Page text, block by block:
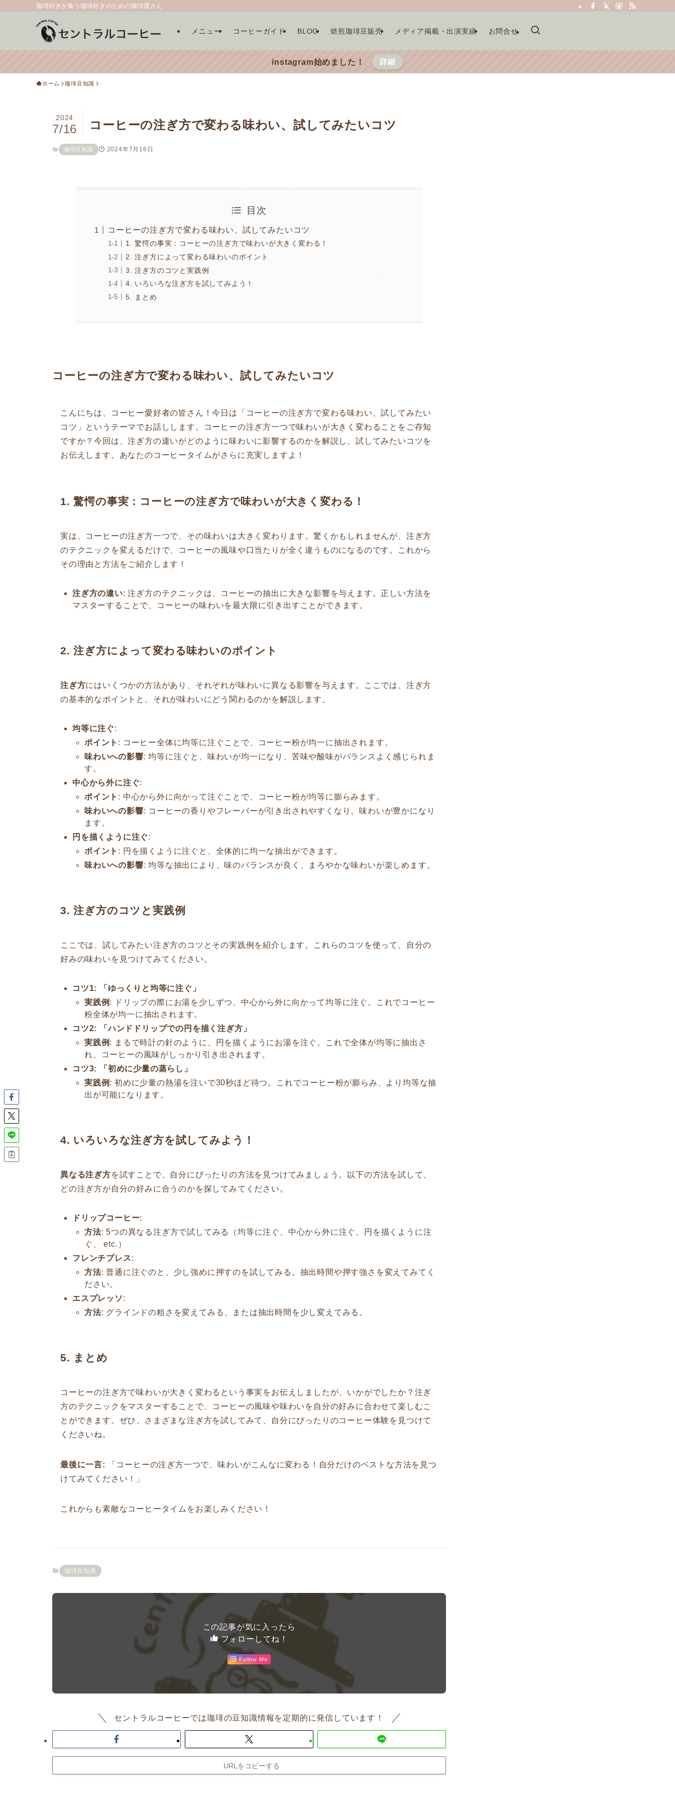
珈琲好きが集う珈琲好きのための珈琲屋さん
メニュー コーヒーガイド BLOG 焙煎珈琲豆販売 メディア掲載・出演実績 お問合せ
instagram始めました！ 詳細
ホーム 珈琲豆知識
コーヒーの注ぎ方で変わる味わい、試してみたいコツ
2024
7/16
珈琲豆知識 2024年7月16日
目次
コーヒーの注ぎ方で変わる味わい、試してみたいコツ
1. 驚愕の事実：コーヒーの注ぎ方で味わいが大きく変わる！
2. 注ぎ方によって変わる味わいのポイント
3. 注ぎ方のコツと実践例
4. いろいろな注ぎ方を試してみよう！
5. まとめ
コーヒーの注ぎ方で変わる味わい、試してみたいコツ
こんにちは、コーヒー愛好者の皆さん！今日は「コーヒーの注ぎ方で変わる味わい、試してみたい
コツ」というテーマでお話しします。コーヒーの注ぎ方一つで味わいが大きく変わることをご存知
ですか？今回は、注ぎ方の違いがどのように味わいに影響するのかを解説し、試してみたいコツを
お伝えします。あなたのコーヒータイムがさらに充実しますよ！
1. 驚愕の事実：コーヒーの注ぎ方で味わいが大きく変わる！
実は、コーヒーの注ぎ方一つで、その味わいは大きく変わります。驚くかもしれませんが、注ぎ方
のテクニックを変えるだけで、コーヒーの風味や口当たりが全く違うものになるのです。これから
その理由と方法をご紹介します！
注ぎ方の違い: 注ぎ方のテクニックは、コーヒーの抽出に大きな影響を与えます。正しい方法を
マスターすることで、コーヒーの味わいを最大限に引き出すことができます。
2. 注ぎ方によって変わる味わいのポイント
注ぎ方にはいくつかの方法があり、それぞれが味わいに異なる影響を与えます。ここでは、注ぎ方
の基本的なポイントと、それが味わいにどう関わるのかを解説します。
均等に注ぐ:
ポイント : コーヒー全体に均等に注ぐことで、コーヒー粉が均一に抽出されます。
味わいへの影響: 均等に注ぐと、味わいが均一になり、苦味や酸味がバランスよく感じられま
す。
中心から外に注ぐ:
ポイント : 中心から外に向かって注ぐことで、コーヒー粉が均等に膨らみます。
味わいへの影響: コーヒーの香りやフレーバーが引き出されやすくなり、味わいが豊かになり
ます。
円を描くように注ぐ:
ポイント : 円を描くように注ぐと、全体的に均一な抽出ができます。
味わいへの影響: 均等な抽出により、味のバランスが良く、まろやかな味わいが楽しめます。
3. 注ぎ方のコツと実践例
ここでは、試してみたい注ぎ方のコツとその実践例を紹介します。これらのコツを使って、自分の
好みの味わいを見つけてみてください。
コツ1: 「ゆっくりと均等に注ぐ」
実践例 : ドリップの際にお湯を少しずつ、中心から外に向かって均等に注ぐ。これでコーヒー
粉全体が均一に抽出されます。
コツ2: 「ハンドドリップでの円を描く注ぎ方」
実践例 : まるで時計の針のように、円を描くようにお湯を注ぐ。これで全体が均等に抽出さ
れ、コーヒーの風味がしっかり引き出されます。
コツ3: 「初めに少量の蒸らし」
実践例 : 初めに少量の熱湯を注いで30秒ほど待つ。これでコーヒー粉が膨らみ、より均等な抽
出が可能になります。
4. いろいろな注ぎ方を試してみよう！
異なる注ぎ方を試すことで、自分にぴったりの方法を見つけてみましょう。以下の方法を試して、
どの注ぎ方が自分の好みに合うのかを探してみてください。
ドリップコーヒー:
方法: 5つの異なる注ぎ方で試してみる（均等に注ぐ、中心から外に注ぐ、円を描くように注
ぐ、 etc.）
フレンチプレス:
方法: 普通に注ぐのと、少し強めに押すのを試してみる。抽出時間や押す強さを変えてみてく
ださい。
エスプレッソ:
方法: グラインドの粗さを変えてみる、または抽出時間を少し変えてみる。
5. まとめ
コーヒーの注ぎ方で味わいが大きく変わるという事実をお伝えしましたが、いかがでしたか？注ぎ
方のテクニックをマスターすることで、コーヒーの風味や味わいを自分の好みに合わせて楽しむこ
とができます。ぜひ、さまざまな注ぎ方を試してみて、自分にぴったりのコーヒー体験を見つけて
くださいね。
最後に一言:
「コーヒーの注ぎ方一つで、味わいがこんなに変わる！自分だけのベストな方法を見つ
けてみてください！」
これからも素敵なコーヒータイムをお楽しみください！
珈琲豆知識
この記事が気に入ったら
フォローしてね！
Follow Me
セントラルコーヒーでは珈琲の豆知識情報を定期的に発信しています！
URLをコピーする